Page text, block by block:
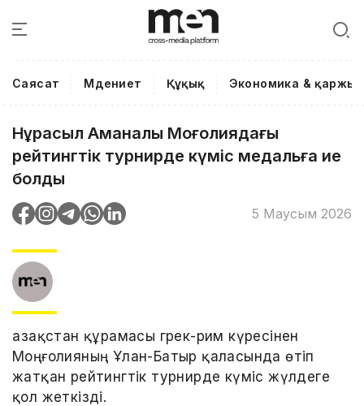
Саясат Мәдениет Құқық Экономика & қаржы
Нұрасыл Аманалы Моңғолиядағы
рейтингтік турнирде күміс медальға ие
болды
5 Маусым 2026
Қазақстан құрамасы грек-рим күресінен
Моңғолияның Ұлан-Батыр қаласында өтіп
жатқан рейтингтік турнирде күміс жүлдеге
қол жеткізді.